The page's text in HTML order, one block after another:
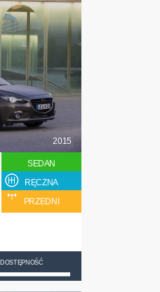
2015
SEDAN
RĘCZNA
PRZEDNI
DOSTĘPNOŚĆ